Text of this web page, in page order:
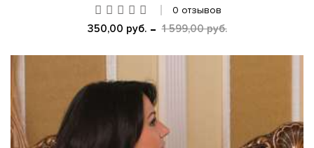
0 отзывов
350,00 руб. 1 599,00 руб.